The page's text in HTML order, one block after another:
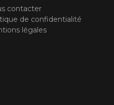
contacter
de confidentialité
légales